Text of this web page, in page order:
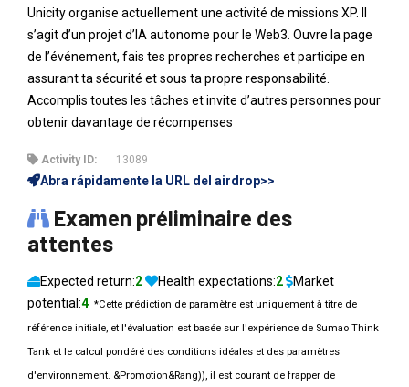
Unicity organise actuellement une activité de missions XP. Il
s’agit d’un projet d’IA autonome pour le Web3. Ouvre la page
de l’événement, fais tes propres recherches et participe en
assurant ta sécurité et sous ta propre responsabilité.
Accomplis toutes les tâches et invite d’autres personnes pour
obtenir davantage de récompenses
Activity ID: 13089
Abra rápidamente la URL del airdrop>>
Examen préliminaire des
attentes
Expected return:2 Health expectations:2
Market
potential:4 *Cette prédiction de paramètre est uniquement à titre de
référence initiale, et l'évaluation est basée sur l'expérience de Sumao Think
Tank et le calcul pondéré des conditions idéales et des paramètres
d'environnement. &Promotion&Rang)), il est courant de frapper de